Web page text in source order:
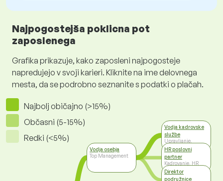
Najpogostejša poklicna pot
zaposlenega
Grafika prikazuje, kako zaposleni najpogosteje
napredujejo v svoji karieri. Kliknite na ime delovnega
mesta, da se podrobno seznanite s podatki o plačah.
Najbolj običajno (>15%)
Občasni (5-15%)
Redki (<5%)
Vodja osebja
Top Management
Vodja kadrovske
službe
Upravljanje,
svetovanje, vodenje
HR poslovni
partner
Kadrovanje, HR
Direktor
podružnice